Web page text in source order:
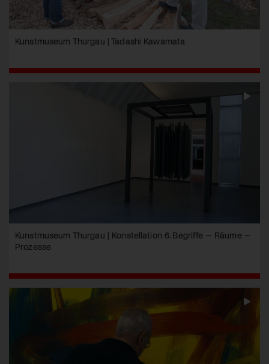
Kunstmuseum Thurgau | Tadashi Kawamata
Kunstmuseum Thurgau | Konstellation 6. Begriffe – Räume –
Prozesse